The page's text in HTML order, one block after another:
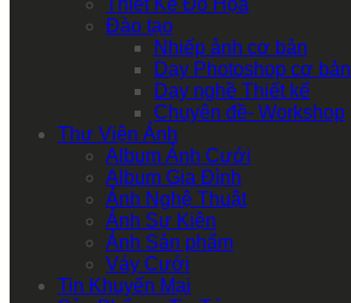
Đào tạo
Nhiếp ảnh cơ bản
Dạy Photoshop cơ bản
Dạy nghề Thiết kế
Chuyên đề- Workshop
Thư Viện Ảnh
Album Ảnh Cưới
Album Gia Đình
Ảnh Nghệ Thuật
Ảnh Sự Kiện
Ảnh Sản phẩm
Váy Cưới
Tin Khuyến Mại